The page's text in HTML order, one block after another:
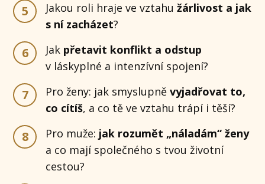
5 Jakou roli hraje ve vztahužárlivost a jak
s ní zacházet?
6 Jak přetavit konflikt a odstup
v láskyplné a intenzívní spojení?
7 Pro ženy: jak smyslupněvyjadřovat to,
co cítíš, a co tě ve vztahu trápí i těší?
8 Pro muže: jak rozumět „náladám“ ženy
a co mají společného s tvou životní
cestou?